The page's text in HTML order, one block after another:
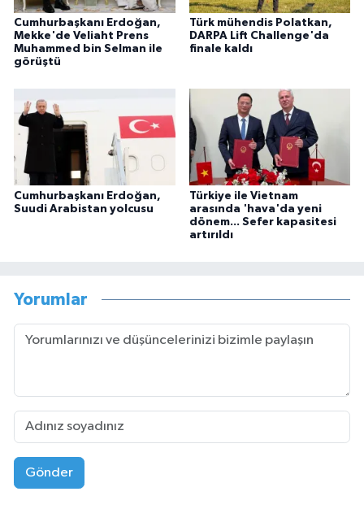
Cumhurbaşkanı Erdoğan,
Mekke'de Veliaht Prens
Muhammed bin Selman ile
görüştü
Türk mühendis Polatkan,
DARPA Lift Challenge'da
finale kaldı
Cumhurbaşkanı Erdoğan,
Suudi Arabistan yolcusu
Türkiye ile Vietnam
arasında 'hava'da yeni
dönem... Sefer kapasitesi
artırıldı
Yorumlar
Gönder